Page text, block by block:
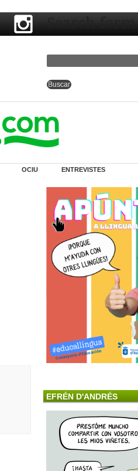
Search form
OCIU ENTREVISTES
EFRÉN D'ANDRÉS